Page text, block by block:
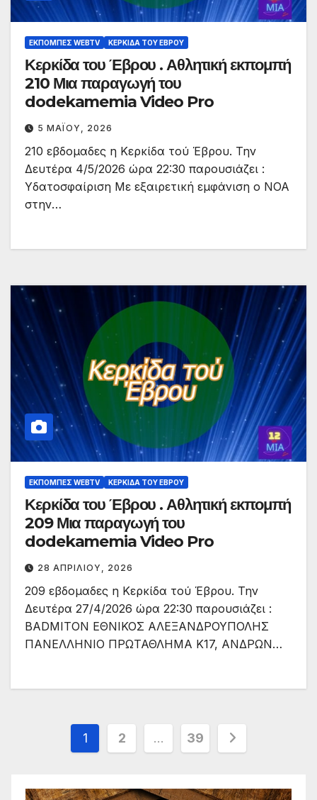
ΕΚΠΟΜΠΈΣ WEBTV ΚΕΡΚΊΔΑ ΤΟΥ ΈΒΡΟΥ
Κερκίδα του Έβρου . Αθλητική εκπομπή
210 Μια παραγωγή του
dodekamemia Video Pro
5 ΜΑΪ́ΟΥ, 2026
210 εβδομαδες η Κερκίδα τού Έβρου. Την
Δευτέρα 4/5/2026 ώρα 22:30 παρουσιάζει :
Υδατοσφαίριση Με εξαιρετική εμφάνιση ο ΝΟΑ
στην…
ΕΚΠΟΜΠΈΣ WEBTV ΚΕΡΚΊΔΑ ΤΟΥ ΈΒΡΟΥ
Κερκίδα του Έβρου . Αθλητική εκπομπή
209 Μια παραγωγή του
dodekamemia Video Pro
28 ΑΠΡΙΛΊΟΥ, 2026
209 εβδομαδες η Κερκίδα τού Έβρου. Την
Δευτέρα 27/4/2026 ώρα 22:30 παρουσιάζει :
BADMITON ΕΘΝΙΚΟΣ ΑΛΕΞΑΝΔΡΟΥΠΟΛΗΣ
ΠΑΝΕΛΛΗΝΙΟ ΠΡΩΤΑΘΛΗΜΑ Κ17, ΑΝΔΡΩΝ…
Σελιδοποίηση
1 2 … 39